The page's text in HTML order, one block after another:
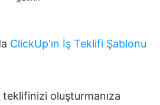
ClickUp'ın İş Teklifi Şablonu
oluşturmanıza